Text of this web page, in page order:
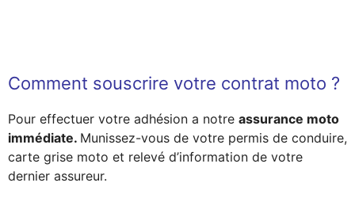
Comment souscrire votre contrat moto ?
Pour effectuer votre adhésion a notre assurance moto
immédiate. Munissez-vous de votre permis de conduire,
carte grise moto et relevé d’information de votre
dernier assureur.